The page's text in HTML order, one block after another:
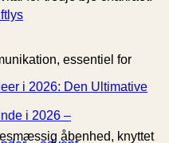
i 2026: Den Ultimative
i 2026 –
essentiel for
åbenhed, knyttet